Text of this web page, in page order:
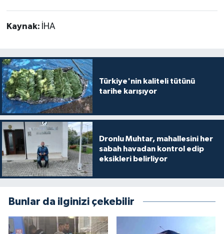
Kaynak: İHA
Türkiye'nin kaliteli tütünü
tarihe karışıyor
Dronlu Muhtar, mahallesini her
sabah havadan kontrol edip
eksikleri belirliyor
Bunlar da ilginizi çekebilir